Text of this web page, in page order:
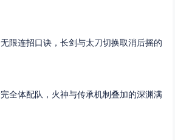
限连招口诀，长剑与太刀切换取消后摇的
全体配队，火神与传承机制叠加的深渊满